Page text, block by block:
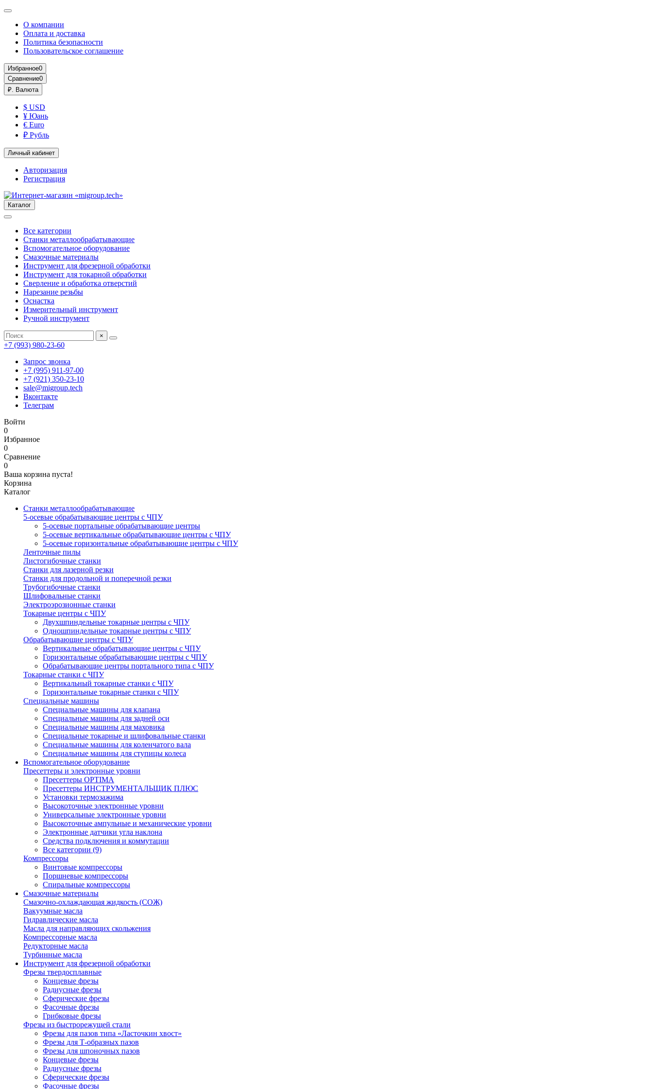
О компании
Оплата и доставка
Политика безопасности
Пользовательское соглашение
Избранное0
Сравнение0
₽. Валюта
$ USD
¥ Юань
€ Euro
₽ Рубль
Личный кабинет
Авторизация
Регистрация
Каталог
Все категории
Станки металлообрабатывающие
Вспомогательное оборудование
Смазочные материалы
Инструмент для фрезерной обработки
Инструмент для токарной обработки
Сверление и обработка отверстий
Нарезание резьбы
Оснастка
Измерительный инструмент
Ручной инструмент
×
+7 (993) 980-23-60
Запрос звонка
+7 (995) 911-97-00
+7 (921) 350-23-10
sale@migroup.tech
Вконтакте
Телеграм
Войти
0
Избранное
0
Сравнение
0
Ваша корзина пуста!
Корзина
Каталог
Станки металлообрабатывающие
5-осевые обрабатывающие центры с ЧПУ
5-осевые портальные обрабатывающие центры
5-осевые вертикальные обрабатывающие центры с ЧПУ
5-осевые горизонтальные обрабатывающие центры с ЧПУ
Ленточные пилы
Листогибочные станки
Станки для лазерной резки
Станки для продольной и поперечной резки
Трубогибочные станки
Шлифовальные станки
Электроэрозионные станки
Токарные центры с ЧПУ
Двухшпиндельные токарные центры с ЧПУ
Одношпиндельные токарные центры с ЧПУ
Обрабатывающие центры с ЧПУ
Вертикальные обрабатывающие центры с ЧПУ
Горизонтальные обрабатывающие центры с ЧПУ
Обрабатывающие центры портального типа с ЧПУ
Токарные станки с ЧПУ
Вертикальный токарные станки с ЧПУ
Горизонтальные токарные станки с ЧПУ
Специальные машины
Специальные машины для клапана
Специальные машины для задней оси
Специальные машины для маховика
Специальные токарные и шлифовальные станки
Специальные машины для коленчатого вала
Специальные машины для ступицы колеса
Вспомогательное оборудование
Пресеттеры и электронные уровни
Пресеттеры OPTIMA
Пресеттеры ИНСТРУМЕНТАЛЬЩИК ПЛЮС
Установки термозажима
Высокоточные электронные уровни
Универсальные электронные уровни
Высокоточные ампульные и механические уровни
Электронные датчики угла наклона
Средства подключения и коммутации
Все категории (9)
Компрессоры
Винтовые компрессоры
Поршневые компрессоры
Спиральные компрессоры
Смазочные материалы
Смазочно-охлаждающая жидкость (СОЖ)
Вакуумные масла
Гидравлические масла
Масла для направляющих скольжения
Компрессорные масла
Редукторные масла
Турбинные масла
Инструмент для фрезерной обработки
Фрезы твердосплавные
Концевые фрезы
Радиусные фрезы
Сферические фрезы
Фасочные фрезы
Грибковые фрезы
Фрезы из быстрорежущей стали
Фрезы для пазов типа «Ласточкин хвост»
Фрезы для Т-образных пазов
Фрезы для шпоночных пазов
Концевые фрезы
Радиусные фрезы
Сферические фрезы
Фасочные фрезы